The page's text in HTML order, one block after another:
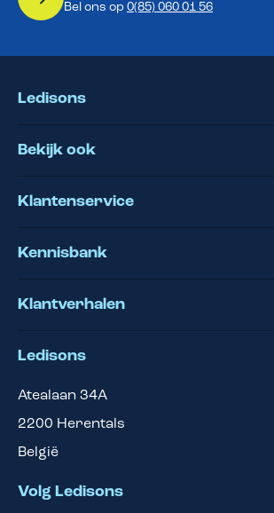
Bel ons op 0(85) 060 01 56
Ledisons
Bekijk ook
Klantenservice
Kennisbank
Klantverhalen
Ledisons
Atealaan 34A
2200 Herentals
België
Volg Ledisons